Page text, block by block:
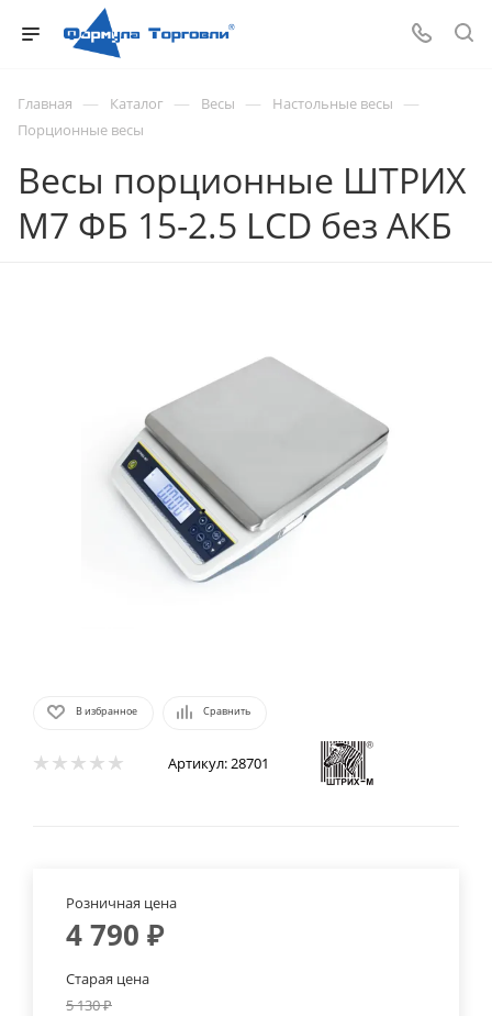
Главная — Каталог — Весы — Настольные весы —
Порционные весы
Весы порционные ШТРИХ
М7 ФБ 15-2.5 LCD без АКБ
В избранное Сравнить
Артикул:28701
Розничная цена
4 790 ₽
Старая цена
5 130₽